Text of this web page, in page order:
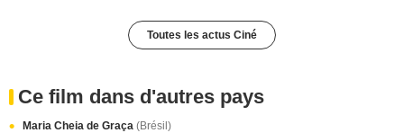
Toutes les actus Ciné
Ce film dans d'autres pays
Maria Cheia de Graça (Brésil)